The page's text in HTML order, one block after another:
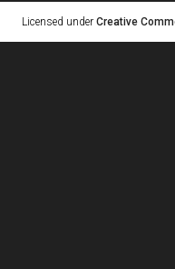
Licensed under Creative